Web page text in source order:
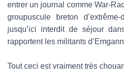
entrer un journal comme War-
groupuscule breton d’extrême-
jusqu’ici interdit de séjour
rapportent les militants
Tout ceci est vraiment très